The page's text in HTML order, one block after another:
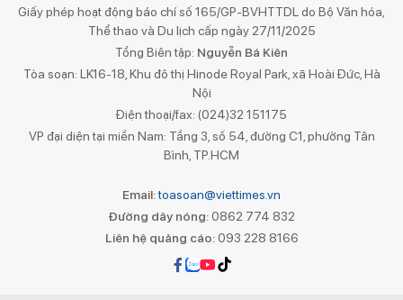
Giấy phép hoạt động báo chí số 165/GP-BVHTTDL do Bộ Văn hóa,
Thể thao và Du lịch cấp ngày 27/11/2025
Tổng Biên tập: Nguyễn Bá Kiên
Tòa soạn: LK16-18, Khu đô thị Hinode Royal Park, xã Hoài Đức, Hà
Nội
Điện thoại/fax: (024)32 151175
VP đại diện tại miền Nam: Tầng 3, số 54, đường C1, phường Tân
Bình, TP.HCM
Email:toasoan@viettimes.vn
Đường dây nóng: 0862 774 832
Liên hệ quảng cáo:093 228 8166